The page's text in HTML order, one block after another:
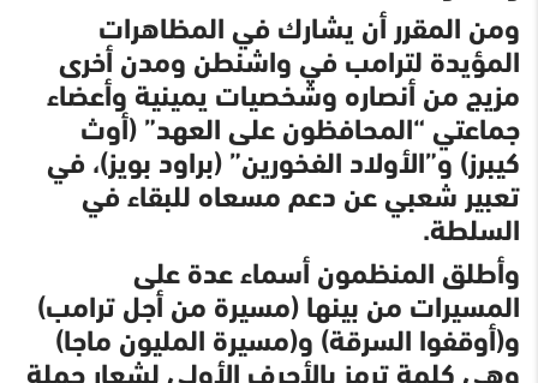
ومن المقرر أن يشارك في المظاهرات
المؤيدة لترامب في واشنطن ومدن أخرى
مزيج من أنصاره وشخصيات يمينية وأعضاء
جماعتي “المحافظون على العهد” (أوث
كيبرز) و”الأولاد الفخورين” (براود بويز)، في
تعبير شعبي عن دعم مسعاه للبقاء في
السلطة.
وأطلق المنظمون أسماء عدة على
المسيرات من بينها (مسيرة من أجل ترامب)
و(أوقفوا السرقة) و(مسيرة المليون ماجا)
وهي كلمة ترمز بالأحرف الأولى لشعار حملة